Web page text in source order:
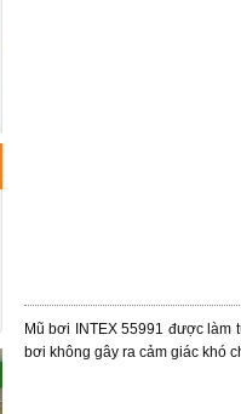
Mũ bơi INTEX 55991 được làm
bơi không gây ra cảm giác khó